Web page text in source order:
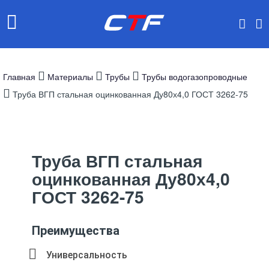
Главная Материалы Трубы
Трубы водогазопроводные
Труба ВГП стальная оцинкованная Ду80х4,0 ГОСТ 3262-75
Труба ВГП стальная
оцинкованная Ду80х4,0
ГОСТ 3262-75
Преимущества
Универсальность